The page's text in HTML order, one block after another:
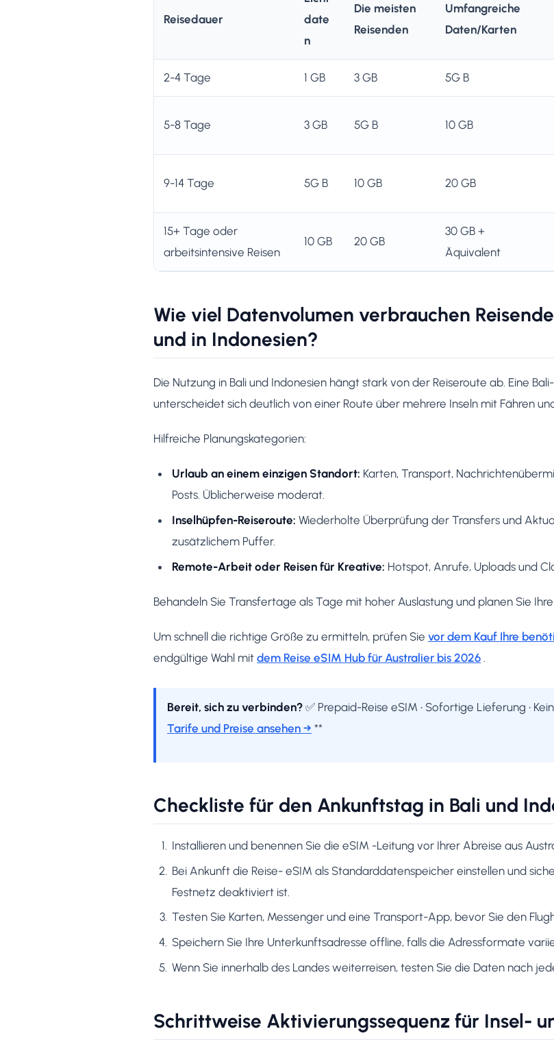
Reisedauer
date
n
Die meisten
Reisenden
Umfangreiche
Daten/Karten
2-4 Tage 1 GB 3 GB 5G B
5-8 Tage 3 GB 5G B 10 GB
9-14 Tage 5G B 10 GB 20 GB
15+ Tage oder
arbeitsintensive Reisen
10 GB 20 GB
30 GB +
Äquivalent
Wie viel Datenvolumen verbrauchen
und in Indonesien?
Die Nutzung in Bali und Indonesien hängt stark von der Reiseroute ab. Eine
unterscheidet sich deutlich von einer Route über mehrere Inseln mit Fähren
Hilfreiche Planungskategorien:
Urlaub an einem einzigen Standort: Karten, Transport,
Posts. Üblicherweise moderat.
Inselhüpfen-Reiseroute: Wiederholte Überprüfung der Transfers und
zusätzlichem Puffer.
Remote-Arbeit oder Reisen für Kreative: Hotspot, Anrufe, Uploads und
Behandeln Sie Transfertage als Tage mit hoher Auslastung und planen Sie
Um schnell die richtige Größe zu ermitteln, prüfen Sie vor dem Kauf Ihre
endgültige Wahl mit dem Reise eSIM Hub für Australier bis 2026
Bereit, sich zu verbinden? ✅ Prepaid-Reise eSIM • Sofortige Lieferung •
Tarife und Preise ansehen → **
Checkliste für den Ankunftstag in Bali und
Installieren und benennen Sie die eSIM -Leitung vor Ihrer Abreise aus
Bei Ankunft die Reise- eSIM als Standarddatenspeicher einstellen und
Festnetz deaktiviert ist.
Testen Sie Karten, Messenger und eine Transport-App, bevor Sie den
Speichern Sie Ihre Unterkunftsadresse offline, falls die Adressformate
Wenn Sie innerhalb des Landes weiterreisen, testen Sie die Daten nach
Schrittweise Aktivierungssequenz für Insel-